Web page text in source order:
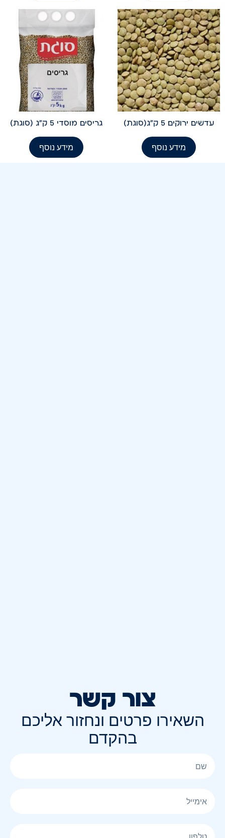
עדשים ירוקים 5 ק"ג(סוגת)
מידע נוסף
גריסים מוסדי 5 ק"ג (סוגת)
מידע נוסף
צור קשר
השאירו פרטים ונחזור אליכם
בהקדם